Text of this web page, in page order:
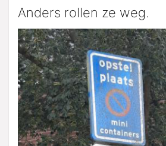
Anders rollen ze weg.